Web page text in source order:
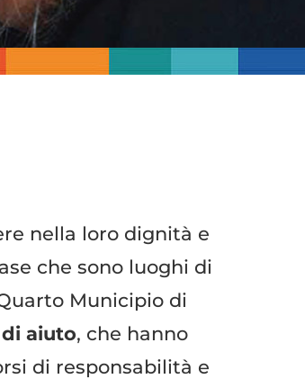
nella loro dignità e
che sono luoghi di
Municipio di
aiuto, che hanno
di responsabilità e